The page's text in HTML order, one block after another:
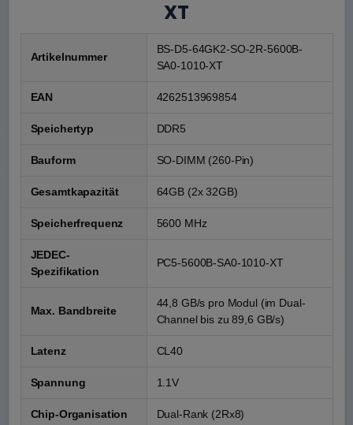
XT
Artikelnummer
BS-D5-64GK2-SO-2R-5600B-
SA0-1010-XT
EAN 4262513969854
Speichertyp DDR5
Bauform SO-DIMM (260-Pin)
Gesamtkapazität 64GB (2x 32GB)
Speicherfrequenz 5600 MHz
JEDEC-
Spezifikation
PC5-5600B-SA0-1010-XT
Max. Bandbreite
44,8 GB/s pro Modul (im Dual-
Channel bis zu 89,6 GB/s)
Latenz CL40
Spannung 1.1V
Chip-Organisation Dual-Rank (2Rx8)